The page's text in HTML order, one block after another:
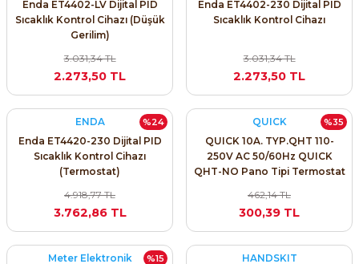
SIMATIC SAFETY
SIMATIC Yazılım Paketleri
SIMOTION Hareket Kontrol Üniteleri
SIRIUS SAFETY
WinCC Unified Runtime Yazılımları
Enda ET4402-LV Dijital PID
Sıcaklık Kontrol Cihazı (Düşük
Gerilim)
3.031,34 TL
2.273,50 TL
Enda ET4402-230 Dijital PID
Sıcaklık Kontrol Cihazı
3.031,34 TL
2.273,50 TL
%24
ENDA
Enda ET4420-230 Dijital PID
Sıcaklık Kontrol Cihazı
(Termostat)
4.918,77 TL
3.762,86 TL
%35
QUICK
QUICK 10A. TYP.QHT 110-
250V AC 50/60Hz QUICK
QHT-NO Pano Tipi Termostat
Kontrolü
462,14 TL
300,39 TL
%15
Meter Elektronik
HANDSKIT